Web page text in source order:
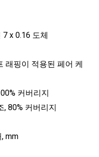
7 x 0.16 도체
래핑이 적용된 페어 케
커버리지
, 80% 커버리지
mm